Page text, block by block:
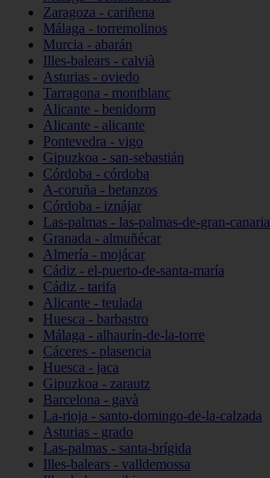
Zaragoza - cariñena
Málaga - torremolinos
Murcia - abarán
Illes-balears - calvià
Asturias - oviedo
Tarragona - montblanc
Alicante - benidorm
Alicante - alicante
Pontevedra - vigo
Gipuzkoa - san-sebastián
Córdoba - córdoba
A-coruña - betanzos
Córdoba - iznájar
Las-palmas - las-palmas-de-gran-canaria
Granada - almuñécar
Almería - mojácar
Cádiz - el-puerto-de-santa-maría
Cádiz - tarifa
Alicante - teulada
Huesca - barbastro
Málaga - alhaurín-de-la-torre
Cáceres - plasencia
Huesca - jaca
Gipuzkoa - zarautz
Barcelona - gavà
La-rioja - santo-domingo-de-la-calzada
Asturias - grado
Las-palmas - santa-brígida
Illes-balears - valldemossa